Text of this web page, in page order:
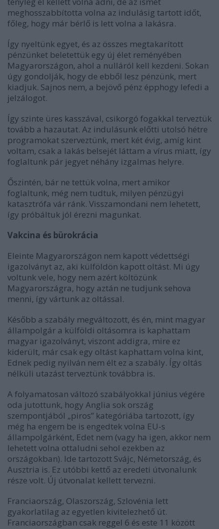
meghosszabbította volna az indulásig tartott időt,
főleg, hogy már bérlő is lett volna a lakásra.
Így nyeltünk egyet, és az összes megtakarított
pénzünket beletettük egy új élet reményében
Magyarországon, ahol a nulláról kell kezdeni. Sokan
úgy gondolják, hogy de ebből lesz pénzünk, mert
kiadjuk. Sajnos nem, a bejövő pénz épphogy lefedi a
jelzálogot.
Így szinte üres kasszával, csikorgó fogakkal terveztük
tovább a hazautat. Az indulásunk előtti utolsó hétre
programokat szerveztünk, mert két évig, amíg kint
voltam, csak a lakás belsejét láttam a vírus miatt, így
foglaltunk pár jegyet néhány izgalmas helyre.
Őszintén, bár ne tettük volna, mert amikor
foglaltunk, még nem tudtuk, milyen pénzügyi
katasztrófa vár ránk. Visszamondani nem lehetett,
így próbáltuk jól érezni magunkat.
Vakcina és bürokrácia
Eleinte Magyarországon nem kapott védettségi
igazolványt az, aki külföldön kapott oltást. Mi úgy
voltunk vele, hogy nem azért költözünk
Magyarországra, hogy aztán ne tudjunk sehova
menni, így vártunk az oltással.
Később a szabály megváltozott, és én, mint magyar
állampolgár a külföldi oltásomra is kaphattam
magyar igazolványt, viszont addigra, mire ez
kiderült, már csak egy oltást kaphattam volna kint,
Ednek pedig nyilván nem élt ez a szabály. Így oltás
nélküli utazást terveztünk továbbra is.
A folyamatosan változó szabályokkal június végére
oda jutottunk, hogy Anglia sok ország
szempontjából „piros” kategóriába tartozott, így
még ha engem be is engedtek volna EU-s
állampolgárként, Edet nem (vagy ha igen, akkor nem
lehetett volna ottaludni sehol ezekben az
országokban). Ide tartozott Svájc, Németország, és
Ausztria is. Ez utóbbi kettő az eredeti útvonalunk
része volt. Új útvonalat kellett tervezni.
Franciaország, Olaszország, Szlovénia lett
gyakorlatilag az egyetlen kivitelezhető út.
Franciaországban csak reggel 6 és este 11 között